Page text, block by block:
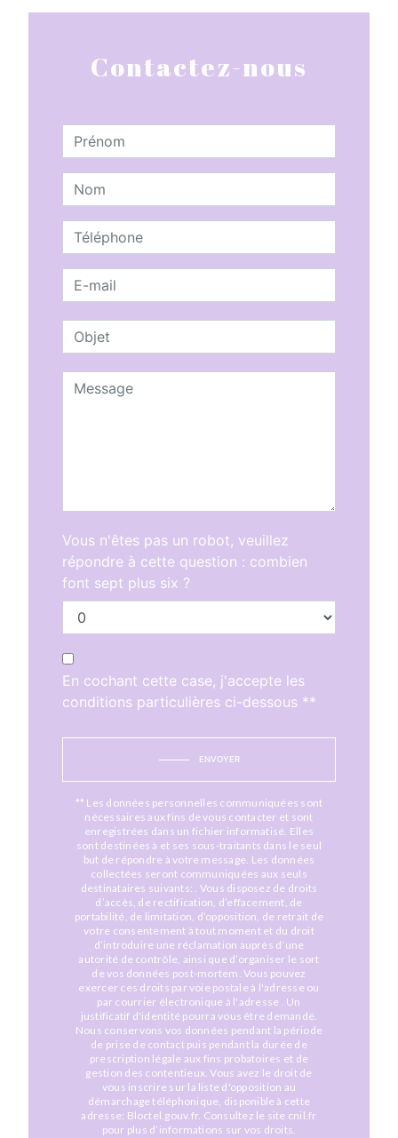
Contactez-nous
Vous n'êtes pas un robot, veuillez
répondre à cette question : combien
font sept plus six ?
En cochant cette case, j'accepte les
conditions particulières ci-dessous **
ENVOYER
** Les données personnelles communiquées sont
nécessaires aux fins de vous contacter et sont
enregistrées dans un fichier informatisé. Elles
sont destinées à et ses sous-traitants dans le seul
but de répondre à votre message. Les données
collectées seront communiquées aux seuls
destinataires suivants: . Vous disposez de droits
d’accès, de rectification, d’effacement, de
portabilité, de limitation, d’opposition, de retrait de
votre consentement à tout moment et du droit
d’introduire une réclamation auprès d’une
autorité de contrôle, ainsi que d’organiser le sort
de vos données post-mortem. Vous pouvez
exercer ces droits par voie postale à l'adresse ou
par courrier électronique à l'adresse . Un
justificatif d'identité pourra vous être demandé.
Nous conservons vos données pendant la période
de prise de contact puis pendant la durée de
prescription légale aux fins probatoires et de
gestion des contentieux. Vous avez le droit de
vous inscrire sur la liste d'opposition au
démarchage téléphonique, disponible à cette
adresse: Bloctel.gouv.fr. Consultez le site cnil.fr
pour plus d’informations sur vos droits.